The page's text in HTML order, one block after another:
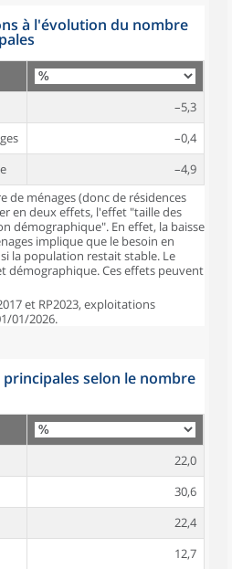
à l'évolution du nombre
–5,3
–0,4
–4,9
ménages (donc de résidences
en deux effets, l'effet "taille des
démographique". En effet, la baisse
implique que le besoin en
la population restait stable. Le
démographique. Ces effets peuvent
et RP2023, exploitations
01/2026.
principales selon le nombre
22,0
30,6
22,4
12,7